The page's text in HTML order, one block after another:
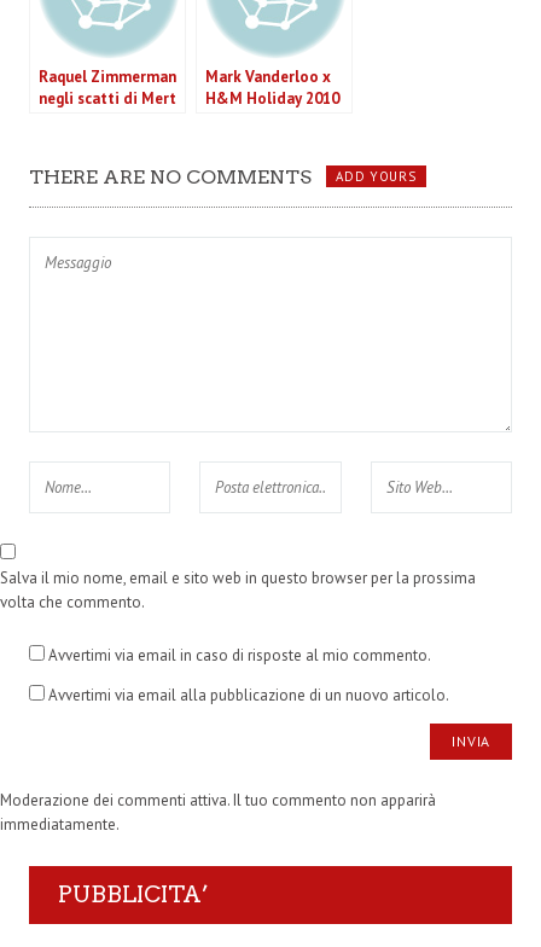
Raquel Zimmerman
negli scatti di Mert
Mark Vanderloo x
H&M Holiday 2010
THERE ARE NO COMMENTS ADD YOURS
Salva il mio nome, email e sito web in questo browser per la prossima
volta che commento.
Avvertimi via email in caso di risposte al mio commento.
Avvertimi via email alla pubblicazione di un nuovo articolo.
Moderazione dei commenti attiva. Il tuo commento non apparirà
immediatamente.
PUBBLICITA’